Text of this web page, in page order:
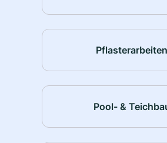
Pflasterarbeiten
Pool- &